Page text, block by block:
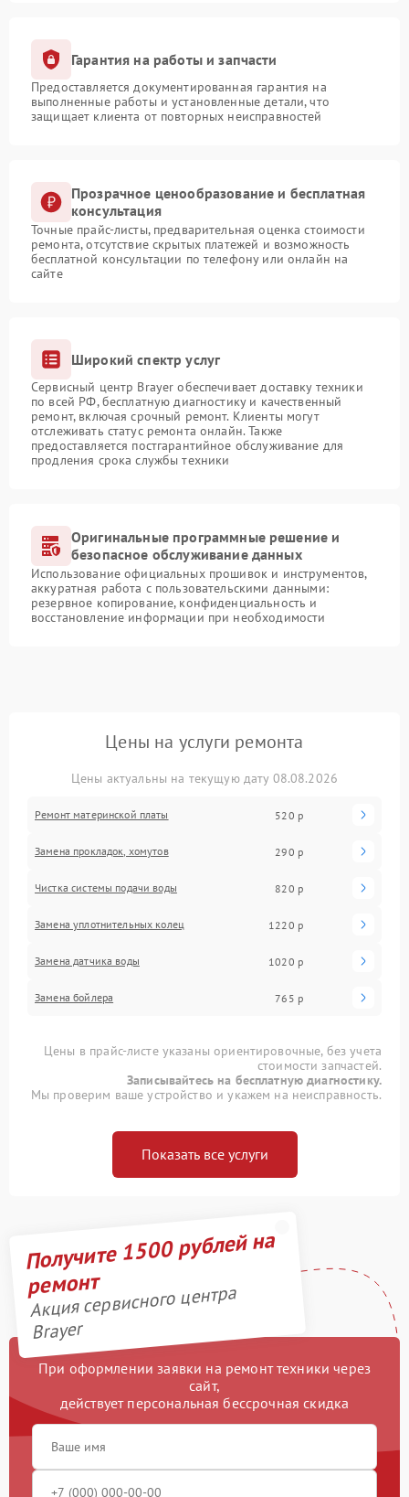
Гарантия на работы и запчасти
Предоставляется документированная гарантия на
выполненные работы и установленные детали, что
защищает клиента от повторных неисправностей
Прозрачное ценообразование и бесплатная
консультация
Точные прайс-листы, предварительная оценка стоимости
ремонта, отсутствие скрытых платежей и возможность
бесплатной консультации по телефону или онлайн на
сайте
Широкий спектр услуг
Сервисный центр Brayer обеспечивает доставку техники
по всей РФ, бесплатную диагностику и качественный
ремонт, включая срочный ремонт. Клиенты могут
отслеживать статус ремонта онлайн. Также
предоставляется постгарантийное обслуживание для
продления срока службы техники
Оригинальные программные решение и
безопасное обслуживание данных
Использование официальных прошивок и инструментов,
аккуратная работа с пользовательскими данными:
резервное копирование, конфиденциальность и
восстановление информации при необходимости
Цены на услуги ремонта
Цены актуальны на текущую дату 08.08.2026
Ремонт материнской платы 520 р
Замена прокладок, хомутов 290 р
Чистка системы подачи воды 820 р
Замена уплотнительных колец 1220 р
Замена датчика воды 1020 р
Замена бойлера 765 р
Цены в прайс-листе указаны ориентировочные, без учета
стоимости запчастей.
Записывайтесь на бесплатную диагностику.
Мы проверим ваше устройство и укажем на неисправность.
Показать все услуги
Получите 1500 рублей на
ремонт
Акция сервисного центра
Brayer
При оформлении заявки на ремонт техники через
сайт,
действует персональная бессрочная скидка